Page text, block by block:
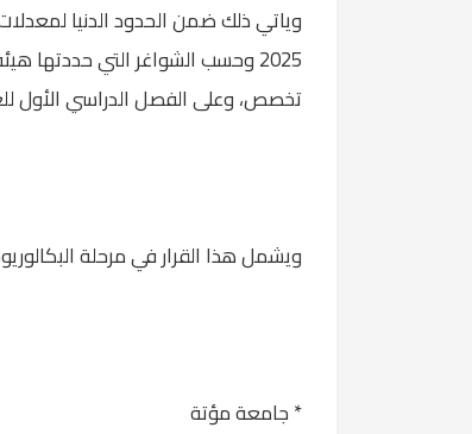
2025 وحسب الشواغر التي
تخصص، وعلى الفصل الدراسي الأول للعام
ويشمل هذا القرار في مرحلة
* جامعة مؤتة